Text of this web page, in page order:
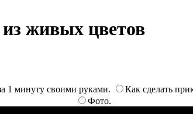
из живых цветов
1 минуту своими руками.
Как сделать
Фото.